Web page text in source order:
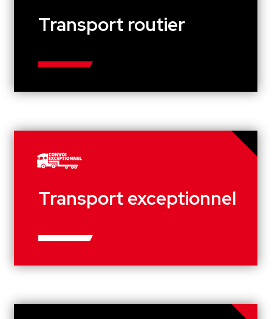
Transport routier
Transport exceptionnel